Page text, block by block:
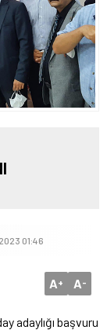
01:46
A+ A-
adaylığı başvuru